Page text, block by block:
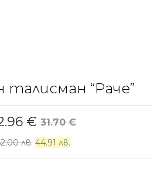
талисман “Раче”
31.70€
€
лв. 44.91 лв.